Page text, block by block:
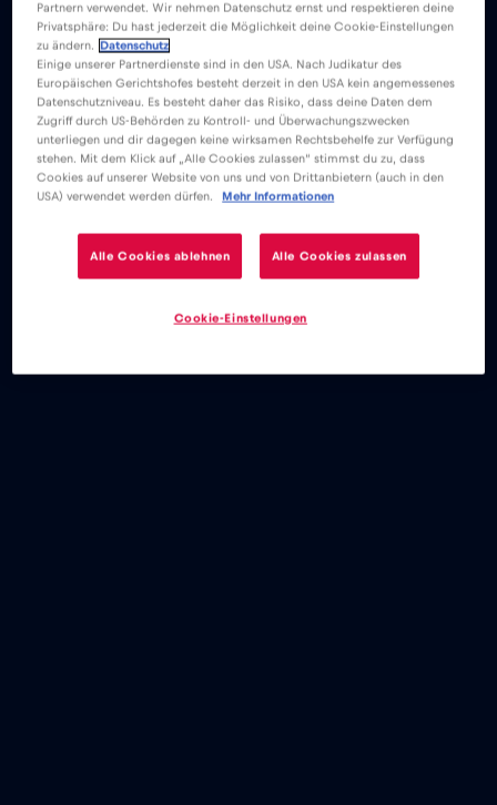
eSIM Blog
¿Funcionan los móviles en los cruceros?
Partnern verwendet. Wir nehmen Datenschutz ernst und respektieren deine
Privatsphäre: Du hast jederzeit die Möglichkeit deine Cookie-Einstellungen
zu ändern.
Datenschutz
Einige unserer Partnerdienste sind in den USA. Nach Judikatur des
Europäischen Gerichtshofes besteht derzeit in den USA kein angemessenes
Datenschutzniveau. Es besteht daher das Risiko, dass deine Daten dem
Zugriff durch US-Behörden zu Kontroll- und Überwachungszwecken
unterliegen und dir dagegen keine wirksamen Rechtsbehelfe zur Verfügung
stehen. Mit dem Klick auf „Alle Cookies zulassen“ stimmst du zu, dass
Cookies auf unserer Website von uns und von Drittanbietern (auch in den
USA) verwendet werden dürfen.
Mehr Informationen
Alle Cookies ablehnen Alle Cookies zulassen
Cookie-Einstellungen